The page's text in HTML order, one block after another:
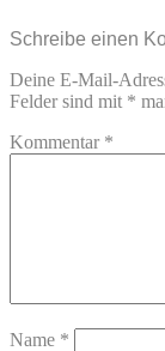
Schreibe einen
Deine E-Mail-
Felder sind mit *
Kommentar *
Name *